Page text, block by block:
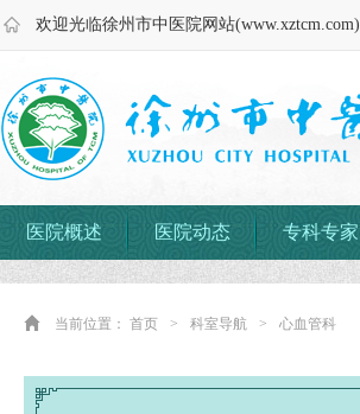
欢迎光临徐州市中医院网站(www.xztcm.com)
医院概述 医院动态 专科专家
当前位置： 首页 > 科室导航 > 心血管科